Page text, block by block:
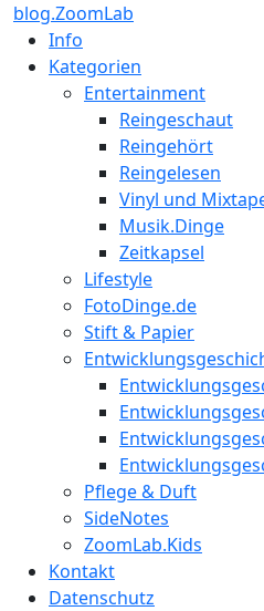
blog.ZoomLab
ZoomLab
//
Info
Kategorien
Entertainment
Reingeschaut
Reingehört
Reingelesen
Vinyl und
Musik.Dinge
Zeitkapsel
Lifestyle
FotoDinge.de
Stift & Papier
Pflege & Duft
SideNotes
ZoomLab.Kids
Kontakt
Datenschutz